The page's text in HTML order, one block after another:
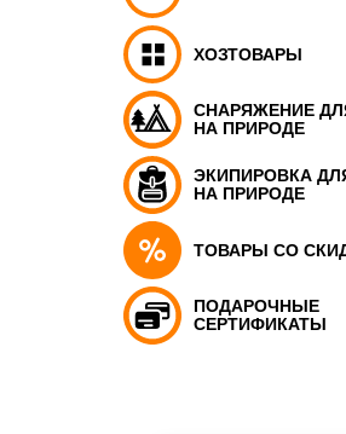
ХОЗТОВАРЫ
СНАРЯЖЕНИЕ
НА ПРИРОДЕ
ЭКИПИРОВКА
НА ПРИРОДЕ
ТОВАРЫ СО
ПОДАРОЧНЫЕ
СЕРТИФИКАТЫ